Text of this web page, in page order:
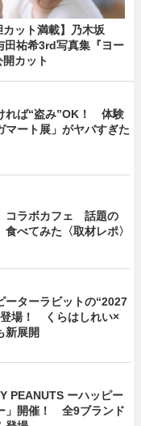
カット満載】乃木坂
田祐希3rd写真集『ヨー
開カット
れば“盗み”OK！ 体験
マート展」がヤバすぎた
コラボカフェ 話題の
食べてみた〈取材レポ〉
ーターラビットの“2027
登場！ くらはしれい×
新展開
PEANUTS ーハッピー
」開催！ 全9ブランド